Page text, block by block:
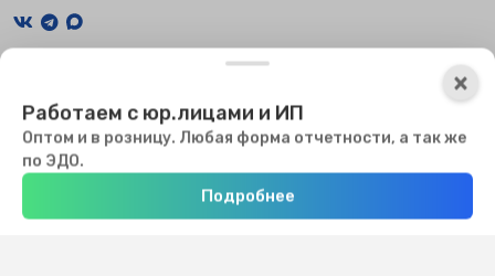
Хорошо
Мы используем файлы куки, чтобы сайт мог работать. Оставаясь
на сайте, вы соглашаетесь с использованием куки.
Мы получаем и обрабатываем персональные данные
политикой. Если вы не даете согласия на обработку своих
персональных данных, вам необходимо покинуть наш сайт.
Работаем с юр.лицами и ИП
Оптом и в розницу. Любая форма отчетности, а так же
по ЭДО.
Подробнее
×